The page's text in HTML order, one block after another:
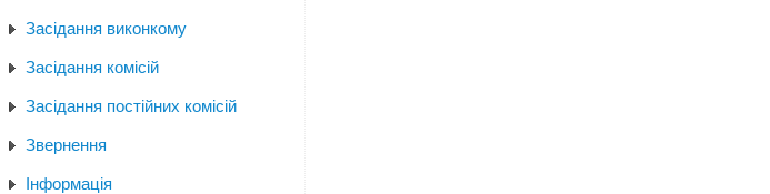
Засідання виконкому
Засідання комісій
Засідання постійних комісій
Звернення
Інформація